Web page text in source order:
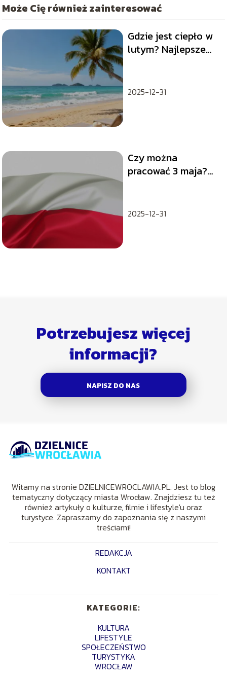
Może Cię również zainteresować
Gdzie jest ciepło w
lutym? Najlepsze
2025-12-31
Czy można
pracować 3 maja?
Twój dzień pracy.
2025-12-31
Potrzebujesz więcej
informacji?
NAPISZ DO NAS
Witamy na stronie DZIELNICEWROCLAWIA.PL. Jest to blog
tematyczny dotyczący miasta Wrocław. Znajdziesz tu też
również artykuły o kulturze, filmie i lifestyle'u oraz
turystyce. Zapraszamy do zapoznania się z naszymi
treściami!
REDAKCJA
KONTAKT
KATEGORIE:
KULTURA
LIFESTYLE
SPOŁECZEŃSTWO
TURYSTYKA
WROCŁAW